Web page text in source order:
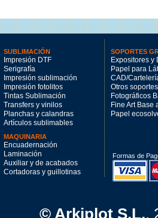
SUBLIMACIÓN
Impresión DTF
Serigrafía
Impresión sublimación
Impresión fotolitos
Tintas Sublimación
Transfers y vinilos
Planchas y calandras
Artículos sublimables
MAQUINARIA
Encuadernación
Laminación
Auxiliar y de acabados
Cortadoras y guillotinas
SOPORTES
Expositores y
Papel para
CAD/
Otros soportes
Fotográficos
Fine Art Base
Papel
Formas de
© Arkiplot S.L.,